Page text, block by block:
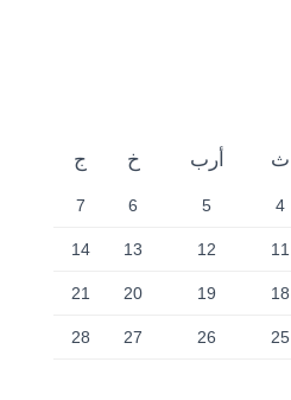
ث أرب خ ج
4
5
6
7
11
12
13
14
18
19
20
21
25
26
27
28